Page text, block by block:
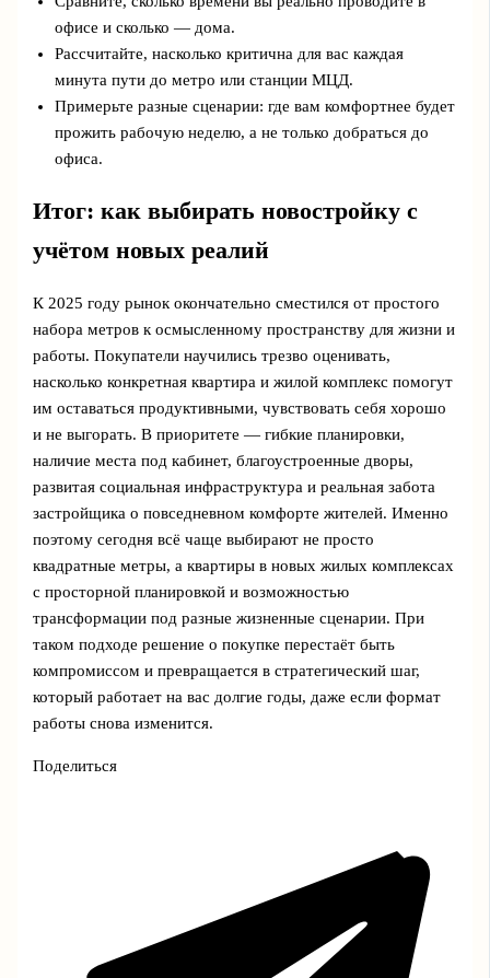
офисе и сколько — дома.
Рассчитайте, насколько критична для вас каждая
минута пути до метро или станции МЦД.
Примерьте разные сценарии: где вам комфортнее будет
прожить рабочую неделю, а не только добраться до
офиса.
Итог: как выбирать новостройку с
учётом новых реалий
К 2025 году рынок окончательно сместился от простого
набора метров к осмысленному пространству для жизни и
работы. Покупатели научились трезво оценивать,
насколько конкретная квартира и жилой комплекс помогут
им оставаться продуктивными, чувствовать себя хорошо
и не выгорать. В приоритете — гибкие планировки,
наличие места под кабинет, благоустроенные дворы,
развитая социальная инфраструктура и реальная забота
застройщика о повседневном комфорте жителей. Именно
поэтому сегодня всё чаще выбирают не просто
квадратные метры, а квартиры в новых жилых комплексах
с просторной планировкой и возможностью
трансформации под разные жизненные сценарии. При
таком подходе решение о покупке перестаёт быть
компромиссом и превращается в стратегический шаг,
который работает на вас долгие годы, даже если формат
работы снова изменится.
Поделиться